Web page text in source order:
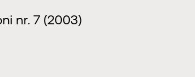
nr. 7 (2003)